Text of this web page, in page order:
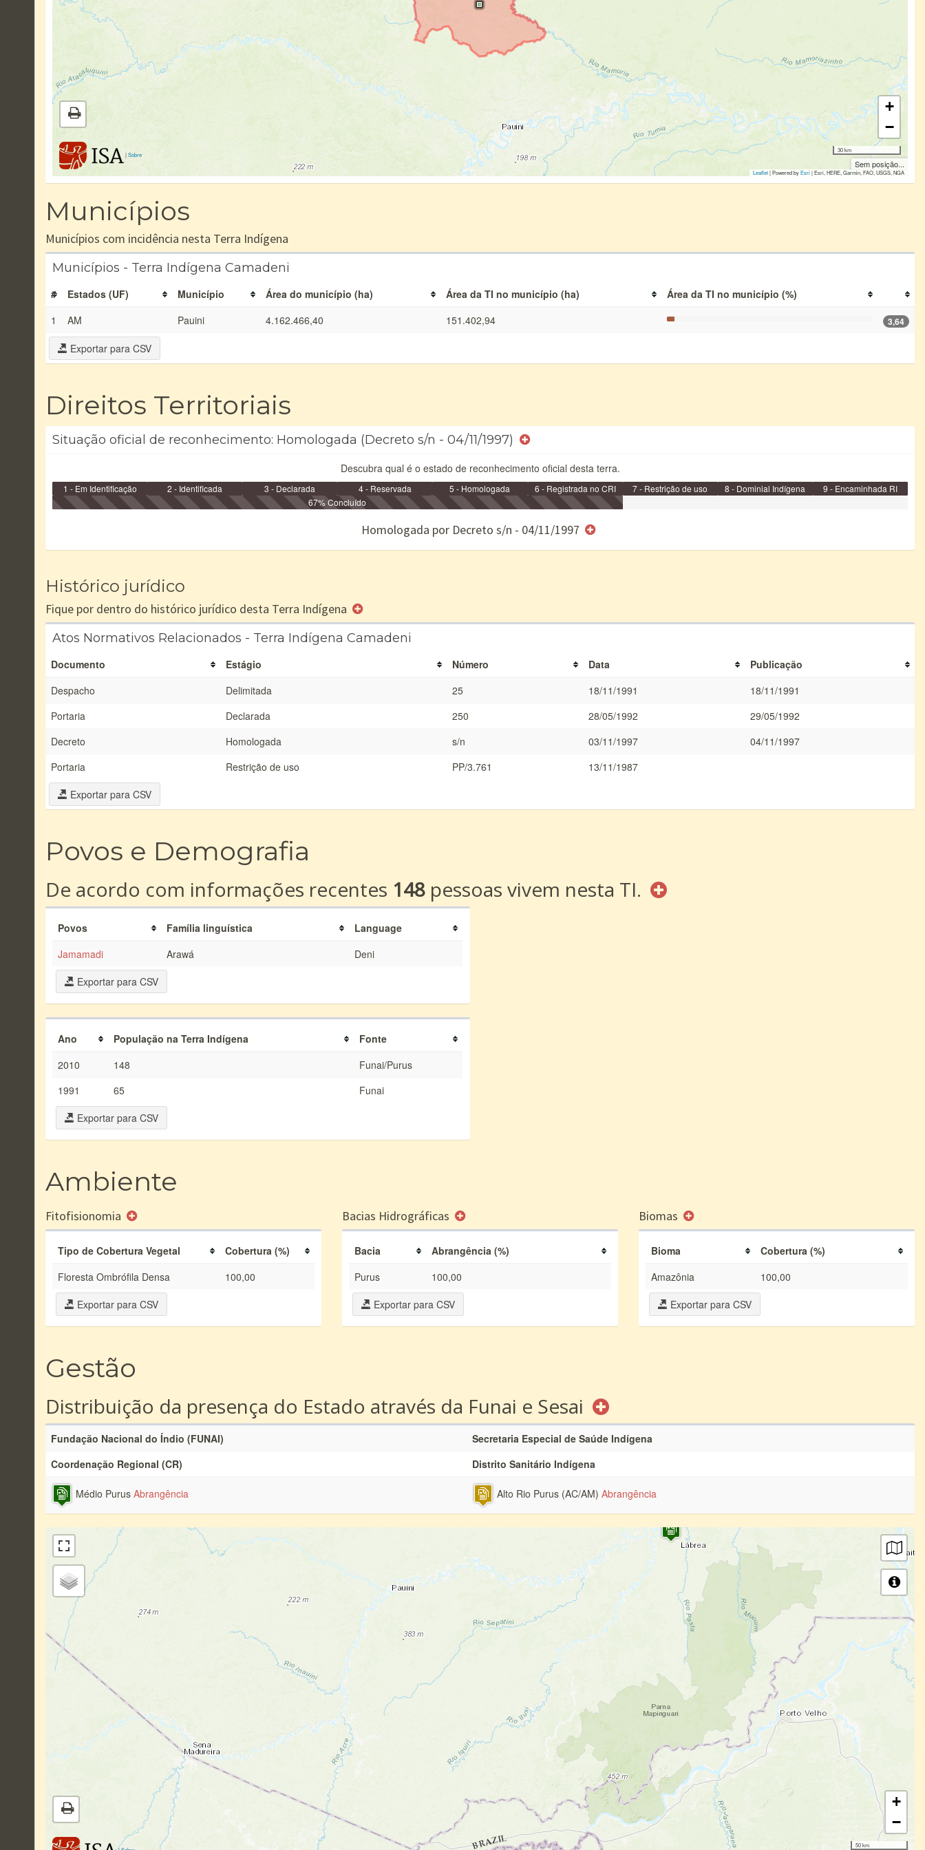
|Sobre
+
−
30 km
Sem posição...
Leaflet| Powered byEsri|Esri, HERE, Garmin, FAO, USGS, NGA
Municípios
Municípios com incidência nesta Terra Indígena
Municípios - Terra Indígena Camadeni
# Estados (UF) Município Área do município (ha) Área da TI no município (ha)
Área da TI no município (%)
1
AM Pauini 4.162.466,40 151.402,94 3,64
Exportar para CSV
Direitos Territoriais
Situação oficial de reconhecimento: Homologada (Decreto s/n - 04/11/1997)
Descubra qual é o estado de reconhecimento oficial desta terra.
1 - Em Identificação 2 - Identificada 3 - Declarada 4 - Reservada 5 - Homologada
6 - Registrada no CRI
e/ou SPU
7 - Restrição de uso 8 - Dominial Indígena
9 - Encaminhada RI
67% Concluído
Homologada por Decreto s/n - 04/11/1997
Histórico jurídico
Fique por dentro do histórico jurídico desta Terra Indígena
Atos Normativos Relacionados - Terra Indígena Camadeni
Documento Estágio Número Data
Publicação
Despacho
Delimitada 25 18/11/1991
18/11/1991
Portaria
Declarada 250 28/05/1992
29/05/1992
Decreto
Homologada s/n 03/11/1997
04/11/1997
Portaria
Restrição de uso PP/3.761
13/11/1987
Exportar para CSV
Povos e Demografia
De acordo com informações recentes 148 pessoas vivem nesta TI.
Povos Família linguística
Language
Jamamadi
Arawá
Deni
Exportar para CSV
Ano População na Terra Indígena
Fonte
2010
148
Funai/Purus
1991
65
Funai
Exportar para CSV
Ambiente
Fitofisionomia
Tipo de Cobertura Vegetal
Cobertura (%)
Floresta Ombrófila Densa
100,00
Exportar para CSV
Bacias Hidrográficas
Bacia
Abrangência (%)
Purus
100,00
Exportar para CSV
Biomas
Bioma
Cobertura (%)
Amazônia
100,00
Exportar para CSV
Gestão
Distribuição da presença do Estado através da Funai e Sesai
Fundação Nacional do Índio (FUNAI)
Secretaria Especial de Saúde Indígena
Coordenação Regional (CR)
Distrito Sanitário Indígena
Médio Purus Abrangência Alto Rio Purus (AC/AM) Abrangência
+
−
50 km